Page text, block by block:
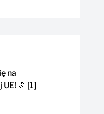
na
🎉 [1]